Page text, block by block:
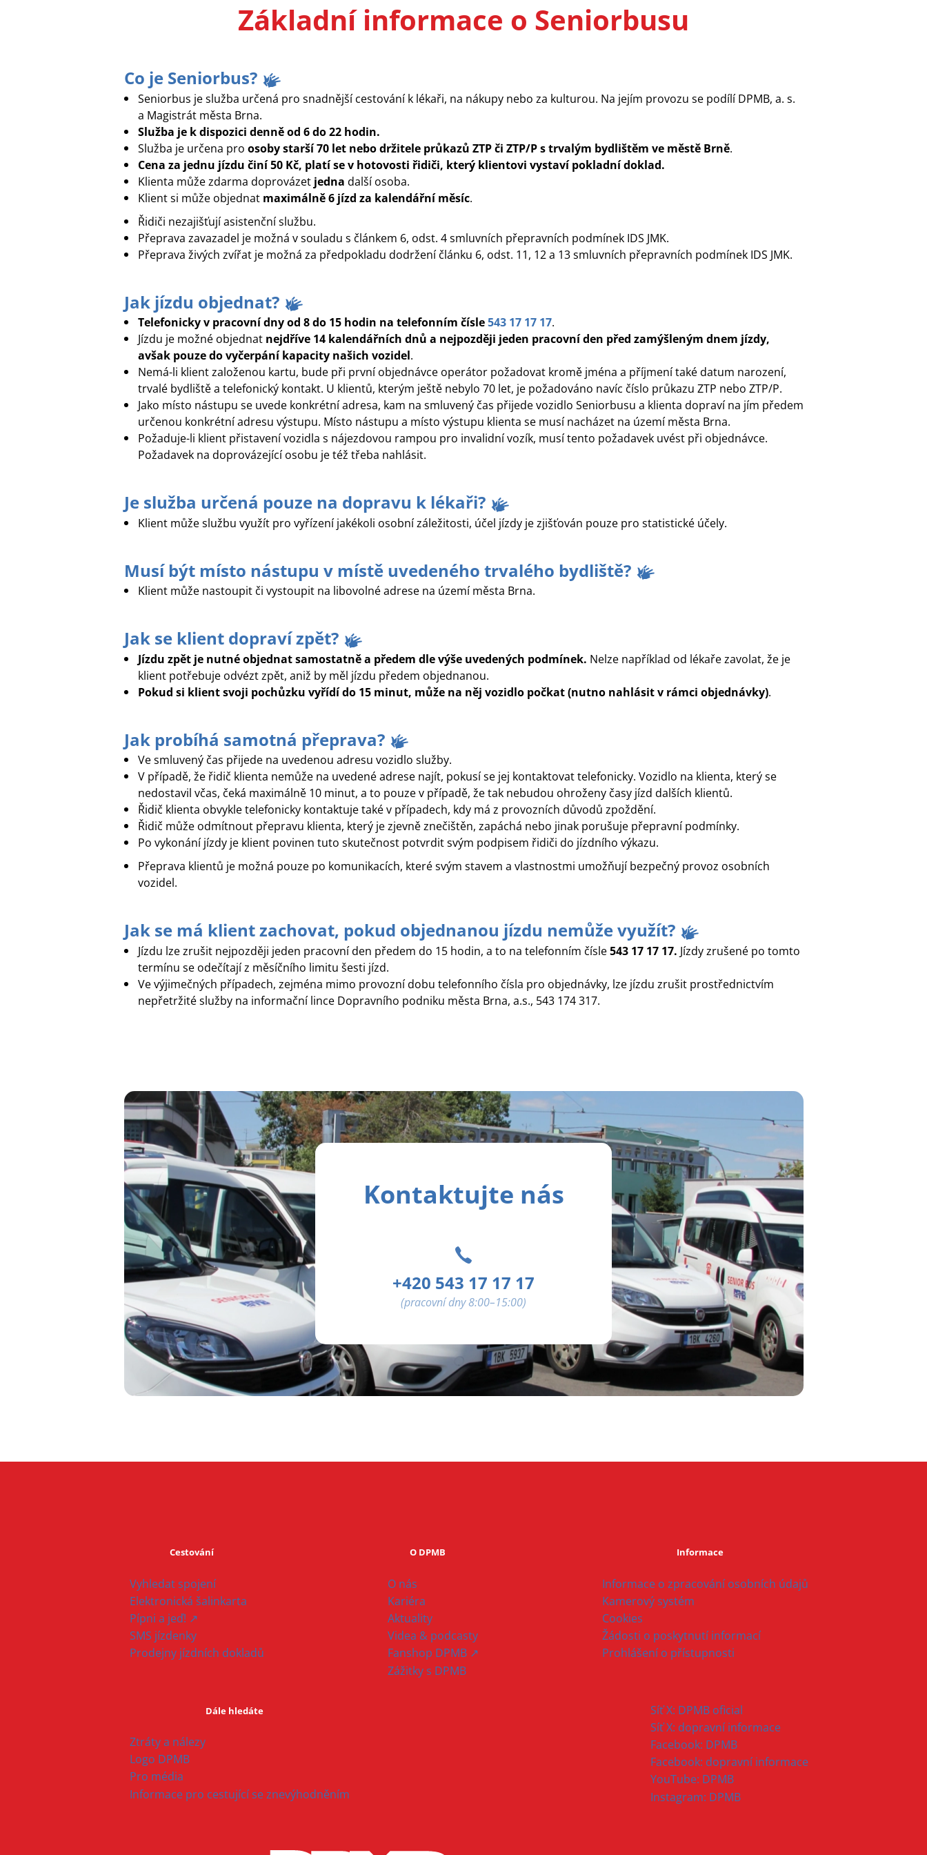
Základní informace o Seniorbusu
Co je Seniorbus?
Seniorbus je služba určená pro snadnější cestování k lékaři, na nákupy nebo za kulturou. Na jejím provozu se podílí DPMB, a. s.
a Magistrát města Brna.
Služba je k dispozici denně od 6 do 22 hodin.
Služba je určena pro osoby starší 70 let nebo držitele průkazů ZTP či ZTP/P s trvalým bydlištěm ve městě Brně.
Cena za jednu jízdu činí 50 Kč, platí se v hotovosti řidiči, který klientovi vystaví pokladní doklad.
Klienta může zdarma doprovázet jedna další osoba.
Klient si může objednat maximálně 6 jízd za kalendářní měsíc.
Řidiči nezajišťují asistenční službu.
Přeprava zavazadel je možná v souladu s článkem 6, odst. 4 smluvních přepravních podmínek IDS JMK.
Přeprava živých zvířat je možná za předpokladu dodržení článku 6, odst. 11, 12 a 13 smluvních přepravních podmínek IDS JMK.
Jak jízdu objednat?
Telefonicky v pracovní dny od 8 do 15 hodin na telefonním čísle543 17 17 17.
Jízdu je možné objednat nejdříve 14 kalendářních dnů a nejpozději jeden pracovní den před zamýšleným dnem jízdy,
avšak pouze do vyčerpání kapacity našich vozidel.
Nemá-li klient založenou kartu, bude při první objednávce operátor požadovat kromě jména a příjmení také datum narození,
trvalé bydliště a telefonický kontakt. U klientů, kterým ještě nebylo 70 let, je požadováno navíc číslo průkazu ZTP nebo ZTP/P.
Jako místo nástupu se uvede konkrétní adresa, kam na smluvený čas přijede vozidlo Seniorbusu a klienta dopraví na jím předem
určenou konkrétníadresu výstupu. Místo nástupu a místo výstupu klienta se musí nacházet na území města Brna.
Požaduje-li klient přistavení vozidla s nájezdovou rampou pro invalidní vozík, musí tento požadavek uvést při objednávce.
Požadavek na doprovázející osobu je též třeba nahlásit.
Je služba určená pouze na dopravu k lékaři?
Klient může službu využít pro vyřízení jakékoli osobní záležitosti, účel jízdy je zjišťován pouze pro statistické účely.
Musí být místo nástupu v místě uvedeného trvalého bydliště?
Klient může nastoupit či vystoupit na libovolné adrese na území města Brna.
Jak se klient dopraví zpět?
Jízdu zpět je nutné objednat samostatně a předem dle výše uvedených podmínek. Nelze například od lékaře zavolat, že je
klient potřebuje odvézt zpět, aniž by měl jízdu předem objednanou.
Pokud si klient svoji pochůzku vyřídí do 15 minut, může na něj vozidlo počkat (nutno nahlásit v rámci objednávky).
Jak probíhá samotná přeprava?
Ve smluvený čas přijede na uvedenou adresu vozidlo služby.
V případě, že řidič klienta nemůže na uvedené adrese najít, pokusí se jej kontaktovat telefonicky. Vozidlo na klienta, který se
nedostavil včas, čeká maximálně 10minut, a to pouze v případě, že tak nebudou ohroženy časy jízd dalších klientů.
Řidič klienta obvykle telefonicky kontaktuje také v případech, kdy má z provozních důvodů zpoždění.
Řidič může odmítnout přepravu klienta, který je zjevně znečištěn, zapáchá nebo jinak porušuje přepravní podmínky.
Po vykonání jízdy je klient povinen tuto skutečnost potvrdit svým podpisem řidiči do jízdního výkazu.
Přeprava klientů je možná pouze po komunikacích, které svým stavem a vlastnostmi umožňují bezpečný provoz osobních
vozidel.
Jak se má klient zachovat, pokud objednanou jízdu nemůže využít?
Jízdu lze zrušit nejpozději jeden pracovní den předem do 15 hodin, a to na telefonním čísle543 17 17 17. Jízdy zrušené po tomto
termínu se odečítají z měsíčního limitu šesti jízd.
Ve výjimečných případech, zejména mimo provozní dobu telefonního čísla pro objednávky, lze jízdu zrušit prostřednictvím
nepřetržité služby na informační lince Dopravního podniku města Brna, a.s., 543 174 317.
Kontaktujte nás
+420 543 17 17 17
(pracovní dny 8:00–15:00)
Cestování
Vyhledat spojení
Elektronická šalinkarta
Pípni a jeď! ↗
SMS jízdenky
Prodejny jízdních dokladů
O DPMB
O nás
Kariéra
Aktuality
Videa & podcasty
Fanshop DPMB ↗
Zážitky s DPMB
Informace
Informace o zpracování osobních údajů
Kamerový systém
Cookies
Žádosti o poskytnutí informací
Prohlášení o přístupnosti
Dále hledáte
Ztráty a nálezy
Logo DPMB
Pro média
Informace pro cestující se znevýhodněním
Síť X: DPMB oficial
Síť X: dopravní informace
Facebook: DPMB
Facebook: dopravní informace
YouTube: DPMB
Instagram: DPMB